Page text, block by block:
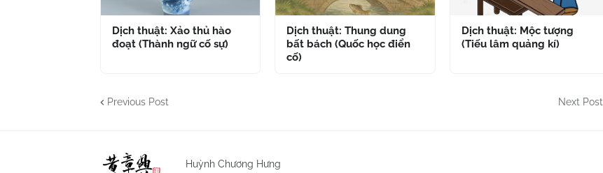
Dịch thuật: Xảo thủ hào
đoạt (Thành ngữ cố sự)
Dịch thuật: Thung dung
bất bách (Quốc học điển
cố)
Dịch thuật: Mộc tượng
(Tiếu lâm quảng kí)
Previous Post Next Post
Huỳnh Chương Hưng